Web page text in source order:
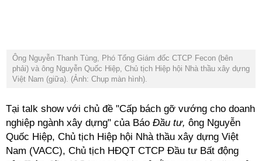
Ông Nguyễn Thanh Tùng, Phó Tổng Giám đốc CTCP Fecon (bên
phải) và ông Nguyễn Quốc Hiệp, Chủ tịch Hiệp hội Nhà thầu xây dựng
Việt Nam (giữa). (Ảnh: Chụp màn hình).
Tại talk show với chủ đề "Cấp bách gỡ vướng cho doanh
nghiệp ngành xây dựng" của Báo Đầu tư, ông Nguyễn
Quốc Hiệp, Chủ tịch Hiệp hội Nhà thầu xây dựng Việt
Nam (VACC), Chủ tịch HĐQT CTCP Đầu tư Bất động